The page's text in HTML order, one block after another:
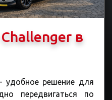
в
решение для
передвигаться по